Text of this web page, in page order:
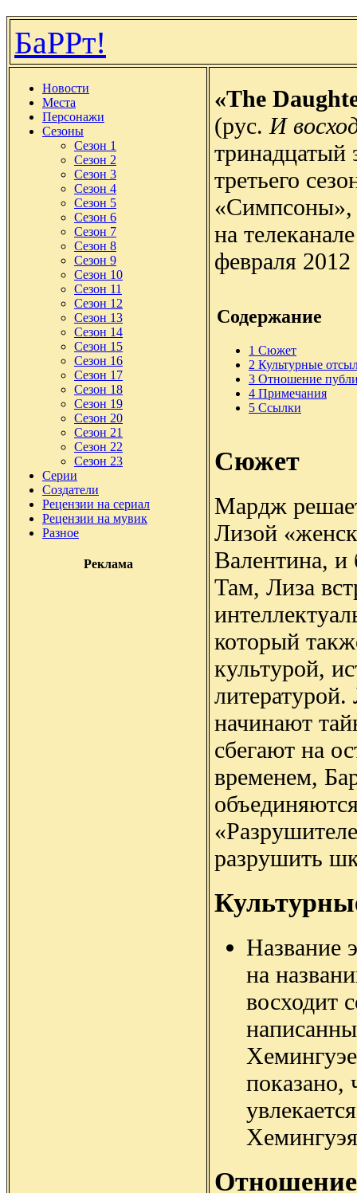
БаРРт!
Новости
Места
Персонажи
Сезоны
Сезон 1
Сезон 2
Сезон 3
Сезон 4
Сезон 5
Сезон 6
Сезон 7
Сезон 8
Сезон 9
Сезон 10
Сезон 11
Сезон 12
Сезон 13
Сезон 14
Сезон 15
Сезон 16
Сезон 17
Сезон 18
Сезон 19
Сезон 20
Сезон 21
Сезон 22
Сезон 23
Серии
Создатели
Рецензии на сериал
Рецензии на мувик
Разное
Реклама
«The
(рус. И
тринадцатый
третьего
на
февраля 2012
Содержание
1 Сюжет
2 Культурные
3 Отношение
4 Примечания
5 Ссылки
Сюжет
Мардж
Лизой
Валентина, и
Там, Лиза
который
культурой,
начинают
сбегают на
временем,
разрушить
Название
на
восходит
показано,